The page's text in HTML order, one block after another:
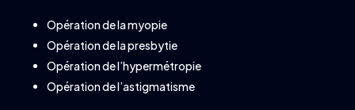
Opération de la myopie
Opération de la presbytie
Opération de l’hypermétropie
Opération de l’astigmatisme